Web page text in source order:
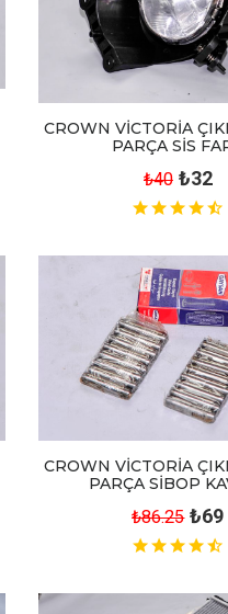
CROWN VİCTORİA
PARÇA SİS
₺40 ₺32
CROWN VİCTORİA
PARÇA SİBOP
₺86.25 ₺69